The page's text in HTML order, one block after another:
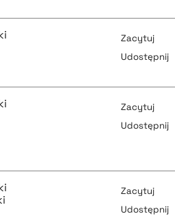
pobierz cytat
pobierz cytat
Zacytuj
Udostępnij
pobierz cytat
Zacytuj
Udostępnij
Zacytuj
Udostępnij